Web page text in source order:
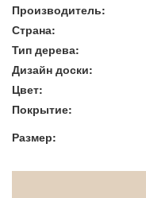
Производитель:
Страна:
Тип дерева:
Дизайн доски:
Цвет:
Покрытие:
Размер: